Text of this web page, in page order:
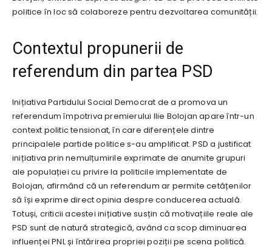
politice în loc să colaboreze pentru dezvoltarea comunității.
Contextul propunerii de
referendum din partea PSD
Inițiativa Partidului Social Democrat de a promova un
referendum împotriva premierului Ilie Bolojan apare într-un
context politic tensionat, în care diferențele dintre
principalele partide politice s-au amplificat. PSD a justificat
inițiativa prin nemulțumirile exprimate de anumite grupuri
ale populației cu privire la politicile implementate de
Bolojan, afirmând că un referendum ar permite cetățenilor
să își exprime direct opinia despre conducerea actuală.
Totuși, criticii acestei inițiative susțin că motivațiile reale ale
PSD sunt de natură strategică, având ca scop diminuarea
influenței PNL și întărirea propriei poziții pe scena politică.